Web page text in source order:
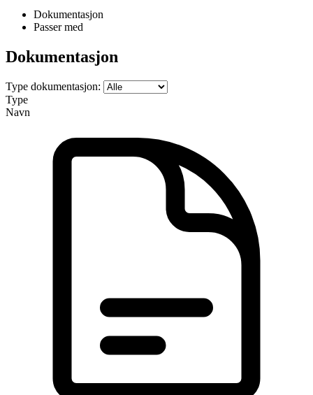
Dokumentasjon
Passer med
Dokumentasjon
Type dokumentasjon:
Type
Navn